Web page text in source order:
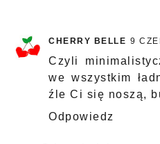
CHERRY BELLE 9
Czyli
we wszystkim
źle Ci się noszą,
Odpowiedz